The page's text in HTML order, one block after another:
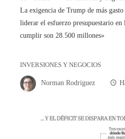
La exigencia de Trump de más
liderar el esfuerzo presupuestario
cumplir son 28.500 millones»
INVERSIONES Y NEGOCIOS
Norman Rodriguez